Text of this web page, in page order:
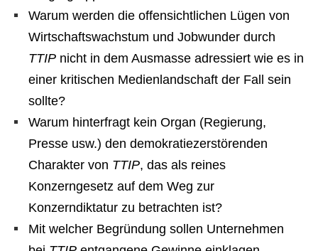
Warum werden die offensichtlichen Lügen von
Wirtschaftswachstum und Jobwunder durch
TTIP nicht in dem Ausmasse adressiert wie es in
einer kritischen Medienlandschaft der Fall sein
sollte?
Warum hinterfragt kein Organ (Regierung,
Presse usw.) den demokratiezerstörenden
Charakter von TTIP, das als reines
Konzerngesetz auf dem Weg zur
Konzerndiktatur zu betrachten ist?
Mit welcher Begründung sollen Unternehmen